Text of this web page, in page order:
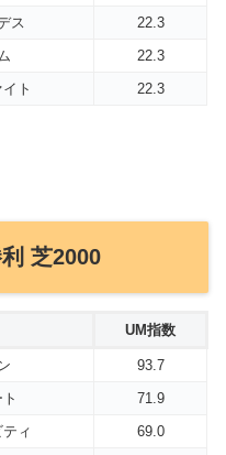
ス
22.3
22.3
ト 22.3
芝2000
UM指数
93.7
71.9
ィ
69.0